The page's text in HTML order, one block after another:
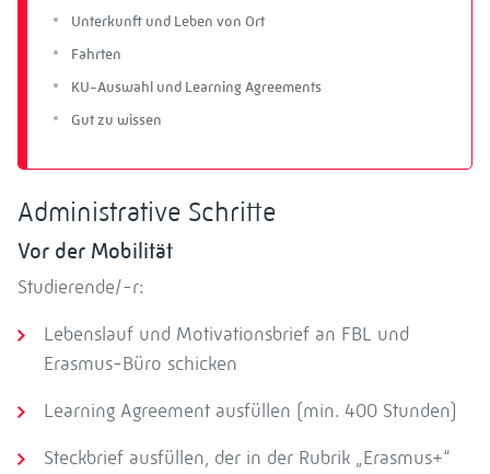
Unterkunft und Leben von Ort
Fahrten
KU-Auswahl und Learning Agreements
Gut zu wissen
Administrative Schritte
Vor der Mobilität
Studierende/-r:
Lebenslauf und Motivationsbrief an FBL und
Erasmus-Büro schicken
Learning Agreement ausfüllen (min. 400 Stunden)
Steckbrief ausfüllen, der in der Rubrik „Erasmus+“